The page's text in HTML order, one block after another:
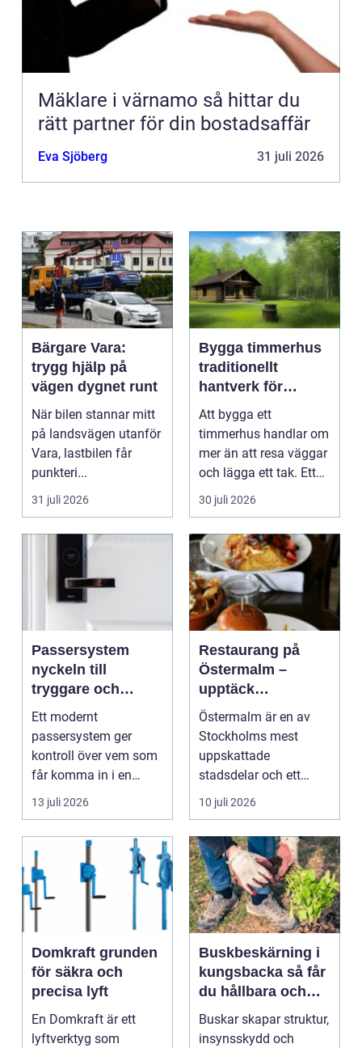
Mäklare i värnamo så hittar du
rätt partner för din bostadsaffär
Eva Sjöberg 31 juli 2026
Bärgare Vara:
trygg hjälp på
vägen dygnet runt
När bilen stannar mitt
på landsvägen utanför
Vara, lastbilen får
punkteri...
31 juli 2026
Bygga timmerhus
traditionellt
hantverk för
moderna behov
Att bygga ett
timmerhus handlar om
mer än att resa väggar
och lägga ett tak. Ett
timmerhus är ett lå...
30 juli 2026
Passersystem
nyckeln till
tryggare och
smidigare tillträde
Ett modernt
passersystem ger
kontroll över vem som
får komma in i en
byggnad, när de får
komma in oc...
13 juli 2026
Restaurang på
Östermalm –
upptäck
matupplevelser i
en av Stockholms
mest attraktiva
stadsdelar
Östermalm är en av
Stockholms mest
uppskattade
stadsdelar och ett
självklart val f&ou...
10 juli 2026
Domkraft grunden
för säkra och
precisa lyft
En Domkraft är ett
lyftverktyg som
Buskbeskärning i
kungsbacka så får
du hållbara och
vackra buskar året
runt
Buskar skapar struktur,
insynsskydd och